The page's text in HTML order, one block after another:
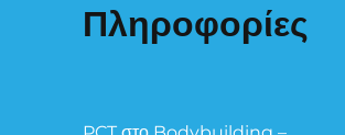
Πληροφορίες